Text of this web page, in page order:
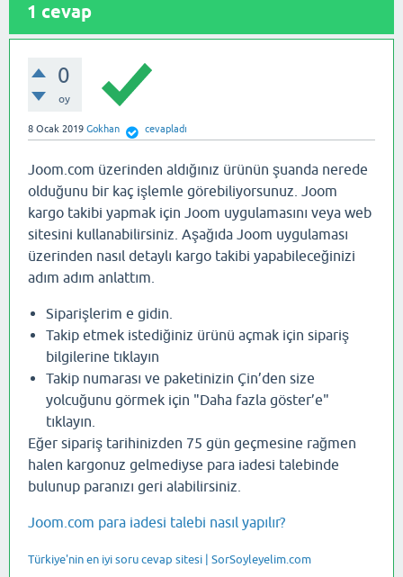
1 cevap
0
oy
8 Ocak 2019 Gokhan cevapladı
Joom.com üzerinden aldığınız ürünün şuanda nerede
olduğunu bir kaç işlemle görebiliyorsunuz. Joom
kargo takibi yapmak için Joom uygulamasını veya web
sitesini kullanabilirsiniz. Aşağıda Joom uygulaması
üzerinden nasıl detaylı kargo takibi yapabileceğinizi
adım adım anlattım.
Siparişlerim e gidin.
Takip etmek istediğiniz ürünü açmak için sipariş
bilgilerine tıklayın
Takip numarası ve paketinizin Çin’den size
yolcuğunu görmek için "Daha fazla göster’e"
tıklayın.
Eğer sipariş tarihinizden 75 gün geçmesine rağmen
halen kargonuz gelmediyse para iadesi talebinde
bulunup paranızı geri alabilirsiniz.
Joom.com para iadesi talebi nasıl yapılır?
Türkiye'nin en iyi soru cevap sitesi | SorSoyleyelim.com